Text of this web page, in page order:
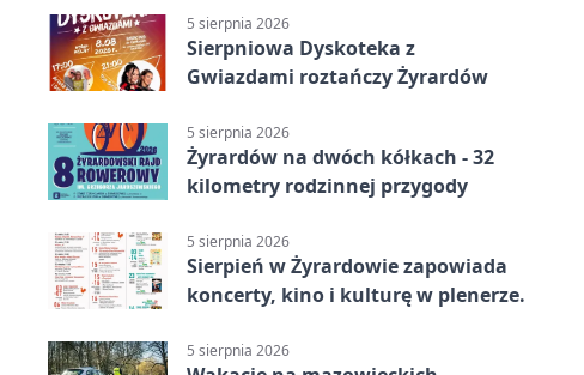
5 sierpnia 2026
Sierpniowa Dyskoteka z
Gwiazdami roztańczy Żyrardów
5 sierpnia 2026
Żyrardów na dwóch kółkach - 32
kilometry rodzinnej przygody
5 sierpnia 2026
Sierpień w Żyrardowie zapowiada
koncerty, kino i kulturę w plenerze.
5 sierpnia 2026